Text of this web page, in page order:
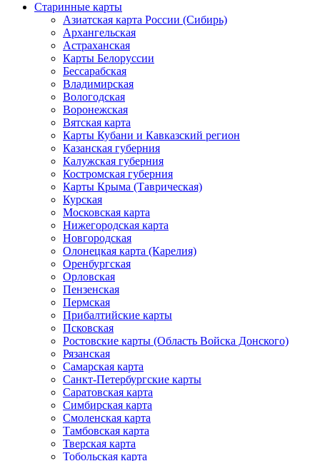
Старинные карты
Азиатская карта России (Сибирь)
Архангельская
Астраханская
Карты Белоруссии
Бессарабская
Владимирская
Вологодская
Воронежская
Вятская карта
Карты Кубани и Кавказский регион
Казанская губерния
Калужская губерния
Костромская губерния
Карты Крыма (Таврическая)
Курская
Московская карта
Нижегородская карта
Новгородская
Олонецкая карта (Карелия)
Оренбургская
Орловская
Пензенская
Пермская
Прибалтийские карты
Псковская
Ростовские карты (Область Войска Донского)
Рязанская
Самарская карта
Санкт-Петербургские карты
Саратовская карта
Симбирская карта
Смоленская карта
Тамбовская карта
Тверская карта
Тобольская карта